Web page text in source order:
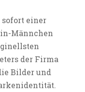
einer
Männchen
der Firma
Bilder und